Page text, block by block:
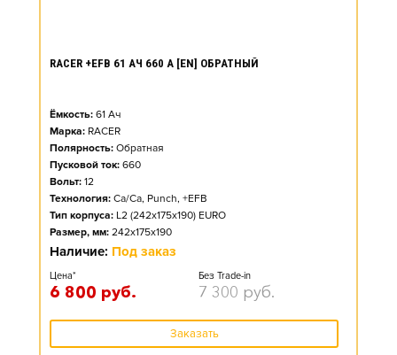
RACER +EFB 61 АЧ 660 А [EN] ОБРАТНЫЙ
Ёмкость: 61 Ач
Марка: RACER
Полярность: Обратная
Пусковой ток: 660
Вольт: 12
Технология: Ca/Ca, Punch, +EFB
Тип корпуса: L2 (242x175x190) EURO
Размер, мм: 242x175x190
Наличие: Под заказ
Цена*
6 800 руб.
Без Trade-in
7 300 руб.
Заказать